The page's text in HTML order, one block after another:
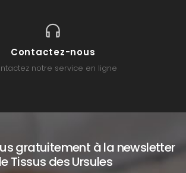
Contactez-nous
notre service en ligne
gratuitement à la newsletter
Tissus des Ursules